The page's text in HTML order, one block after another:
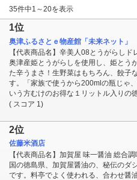
35件中1～20を表示
1位
奥津ふるさとｅ物産館「未来ネット」
【代表商品名】辛美人08とうがらし
奥津産姫とうがらしを使用し、姫とう
た辛うまさ！生野菜はもちろん、餃子
す。「家族で使うから200mlの瓶じゃ
いう方むけのお得な１リットル入りの
( スコア 1)
2位
佐藤米酒店
【代表商品名】加賀屋 味一醤油 総合
国の徳島県、加賀屋醤油の、秘伝のダ
です。料亭でよく使われる、合わせ醤